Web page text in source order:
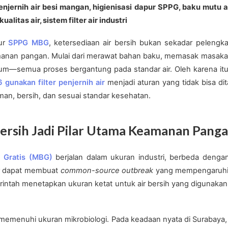
air besi mangan, higienisasi dapur SPPG, baku mutu
air, sistem filter air industri
SPPG MBG, ketersediaan air bersih bukan sekadar
pangan. Mulai dari merawat bahan baku, memasak
proses bergantung pada standar air. Oleh karena
gunakan filter penjernih air menjadi aturan yang tidak bisa
bersih, dan sesuai standar kesehatan.
Jadi Pilar Utama Keamanan
Gratis (MBG) berjalan dalam ukuran industri, berbeda
dapat membuat common-source outbreak yang
menetapkan ukuran ketat untuk air bersih yang
ukuran mikrobiologi. Pada keadaan nyata di